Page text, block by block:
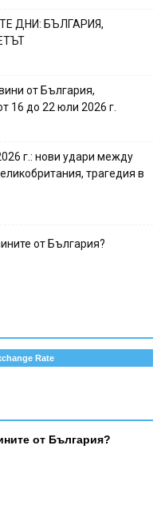
ДНИ: БЪЛГАРИЯ,
от България,
16 до 22 юли 2026 г.
г.: нови удари между
трагедия в
от България?
Rate
от България?